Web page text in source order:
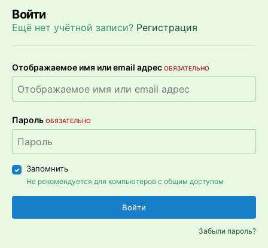
Войти
Ещё нет учётной записи? Регистрация
Отображаемое имя или email адрес ОБЯЗАТЕЛЬНО
Пароль ОБЯЗАТЕЛЬНО
Запомнить
Не рекомендуется для компьютеров с общим доступом
Войти
Забыли пароль?